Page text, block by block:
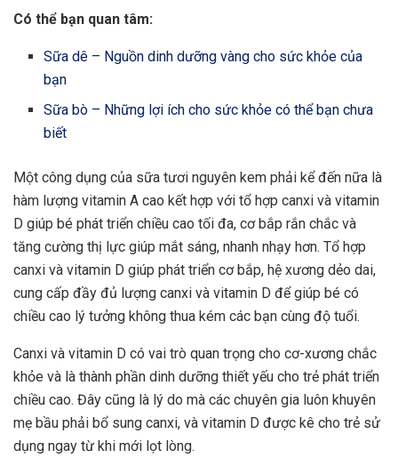
Có thể bạn quan tâm:
Sữa dê – Nguồn dinh dưỡng vàng cho sức khỏe của
bạn
Sữa bò – Những lợi ích cho sức khỏe có thể bạn chưa
biết
Một công dụng của sữa tươi nguyên kem phải kể đến nữa là
hàm lượng vitamin A cao kết hợp với tổ hợp canxi và vitamin
D giúp bé phát triển chiều cao tối đa, cơ bắp rắn chắc và
tăng cường thị lực giúp mắt sáng, nhanh nhạy hơn. Tổ hợp
canxi và vitamin D giúp phát triển cơ bắp, hệ xương dẻo dai,
cung cấp đầy đủ lượng canxi và vitamin D để giúp bé có
chiều cao lý tưởng không thua kém các bạn cùng độ tuổi.
Canxi và vitamin D có vai trò quan trọng cho cơ-xương chắc
khỏe và là thành phần dinh dưỡng thiết yếu cho trẻ phát triển
chiều cao. Đây cũng là lý do mà các chuyên gia luôn khuyên
mẹ bầu phải bổ sung canxi, và vitamin D được kê cho trẻ sử
dụng ngay từ khi mới lọt lòng.